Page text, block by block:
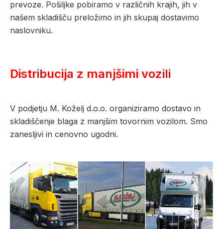
prevoze. Pošiljke pobiramo v različnih krajih, jih v
našem skladišču preložimo in jih skupaj dostavimo
naslovniku.
Distribucija z manjšimi vozili
V podjetju M. Koželj d.o.o. organiziramo dostavo in
skladiščenje blaga z manjšim tovornim vozilom. Smo
zanesljivi in cenovno ugodni.